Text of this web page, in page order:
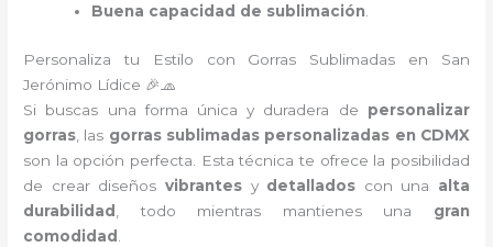
Buena capacidad de sublimación
Personaliza tu Estilo con Gorras Sublimadas en San
Jerónimo Lídice 🎉🧢
Si buscas una forma única y duradera de personalizar
gorras, las gorras sublimadas personalizadas en CDMX
son la opción perfecta. Esta técnica te ofrece la posibilidad
de crear diseños vibrantesy detallados con una alta
durabilidad , todo mientras mantienes una gran
comodidad .